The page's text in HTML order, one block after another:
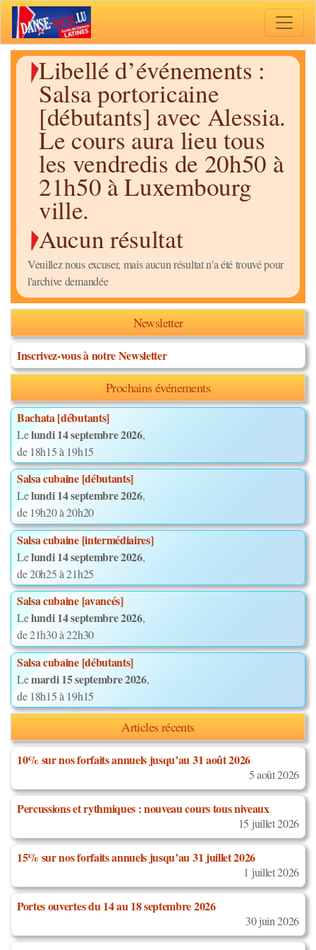
Libellé d’événements :
Salsa portoricaine
[débutants] avec Alessia.
Le cours aura lieu tous
les vendredis de 20h50 à
21h50 à Luxembourg
ville.
Aucun résultat
Veuillez nous excuser, mais aucun résultat n'a été trouvé pour
l'archive demandée
Newsletter
Inscrivez-vous à notre Newsletter
Prochains événements
Bachata [débutants]
Lelundi 14 septembre 2026,
de 18h15 à 19h15
Salsa cubaine [débutants]
Lelundi 14 septembre 2026,
de 19h20 à 20h20
Salsa cubaine [intermédiaires]
Lelundi 14 septembre 2026,
de 20h25 à 21h25
Salsa cubaine [avancés]
Lelundi 14 septembre 2026,
de 21h30 à 22h30
Salsa cubaine [débutants]
Lemardi 15 septembre 2026,
de 18h15 à 19h15
Articles récents
10% sur nos forfaits annuels jusqu’au 31 août 2026
5 août 2026
Percussions et rythmiques : nouveau cours tous niveaux
15 juillet 2026
15% sur nos forfaits annuels jusqu’au 31 juillet 2026
1 juillet 2026
Portes ouvertes du 14 au 18 septembre 2026
30 juin 2026